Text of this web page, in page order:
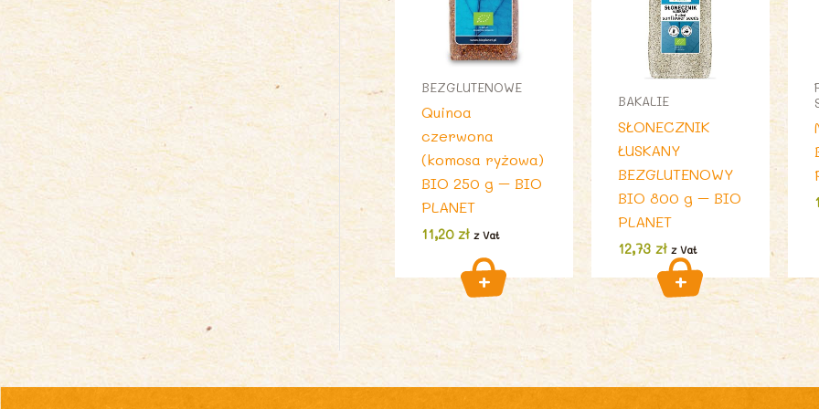
BEZGLUTENOWE
Quinoa
czerwona
(komosa ryżowa)
BIO 250 g – BIO
PLANET
11,20zł z Vat
BAKALIE
SŁONECZNIK
ŁUSKANY
BEZGLUTENOWY
BIO 800 g – BIO
PLANET
12,73 zł z Vat